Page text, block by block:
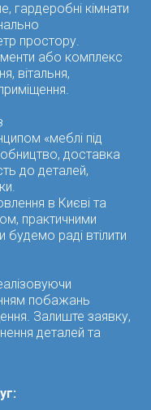
кімнати
простору.
або комплекс
вітальня,
«меблі під
доставка
до деталей,
в Києві та
практичними
раді втілити
побажань
Залиште заявку,
деталей та